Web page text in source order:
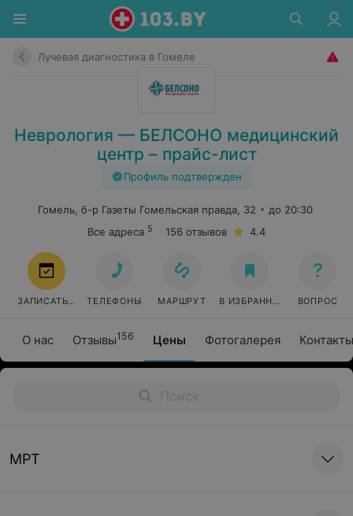
Лучевая диагностика в Гомеле
Неврология — БЕЛСОНО медицинский
центр – прайс-лист
Профиль подтвержден
О нас Отзывы156 Цены Фотогалерея Контакты
Гомель, б-р Газеты Гомельская правда, 32
до 20:30
Все адреса 5 156 отзывов 4.4
ЗАПИСАТЬСЯ ТЕЛЕФОНЫ МАРШРУТ В ИЗБРАННОЕ ВОПРОС
МРТ